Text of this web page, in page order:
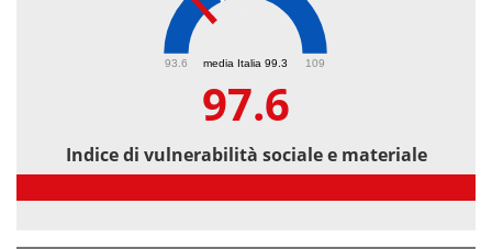
media Italia 99.3
93.6 109
97.6
Indice di vulnerabilità sociale e materiale